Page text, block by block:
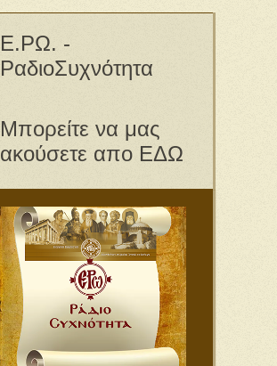
Ε.ΡΩ. -
ΡαδιοΣυχνότητα
Μπορείτε να μας
ακούσετε απο ΕΔΩ